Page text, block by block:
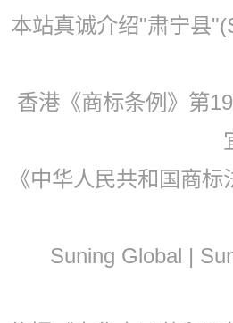
本站真诚介绍"肃宁县
香港《商标条例》第
《中华人民共和国商
Suning Global |